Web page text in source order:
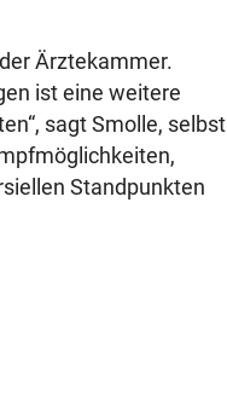
Ärztekammer.
ist eine weitere
sagt Smolle, selbst
Standpunkten